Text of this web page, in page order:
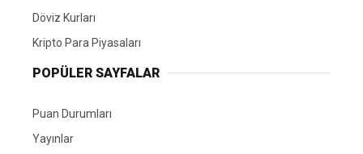
Döviz Kurları
Kripto Para Piyasaları
POPÜLER SAYFALAR
Puan Durumları
Yayınlar